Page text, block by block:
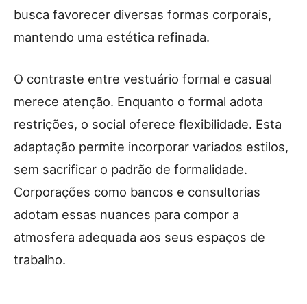
busca favorecer diversas formas corporais,
mantendo uma estética refinada.
O contraste entre vestuário formal e casual
merece atenção. Enquanto o formal adota
restrições, o social oferece flexibilidade. Esta
adaptação permite incorporar variados estilos,
sem sacrificar o padrão de formalidade.
Corporações como bancos e consultorias
adotam essas nuances para compor a
atmosfera adequada aos seus espaços de
trabalho.